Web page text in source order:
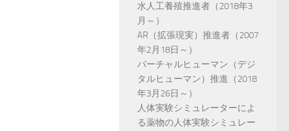
水人工養殖推進者（2018年3
月～）
AR（拡張現実）推進者（2007
年2月18日～）
バーチャルヒューマン（デジ
タルヒューマン）推進（2018
年3月26日～）
人体実験シミュレーターによ
る薬物の人体実験シミュレー